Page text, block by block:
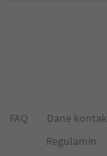
FAQ Dane
Regulamin